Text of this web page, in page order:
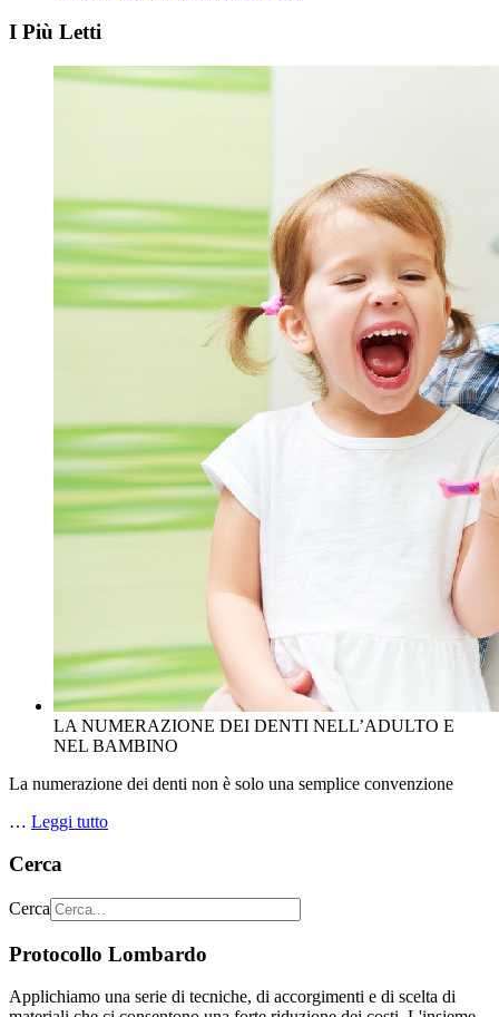
I Più Letti
LA NUMERAZIONE DEI DENTI NELL’ADULTO E
NEL BAMBINO
La numerazione dei denti non è solo una semplice convenzione
… Leggi tutto
Cerca
Cerca
Protocollo Lombardo
Applichiamo una serie di tecniche, di accorgimenti e di scelta di